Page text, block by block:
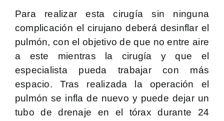
Para realizar esta cirugía sin ninguna
complicación el cirujano deberá desinflar el
pulmón, con el objetivo de que no entre aire
a este mientras la cirugía y que el
especialista pueda trabajar con más
espacio. Tras realizada la operación el
pulmón se infla de nuevo y puede dejar un
tubo de drenaje en el tórax durante 24